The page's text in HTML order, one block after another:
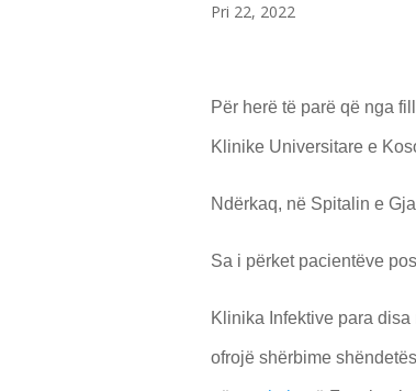
Pri 22, 2022
Për herë të parë që nga
Klinike Universitare e
Ndërkaq, në Spitalin e
Sa i përket pacientëve
Klinika Infektive para
ofrojë shërbime